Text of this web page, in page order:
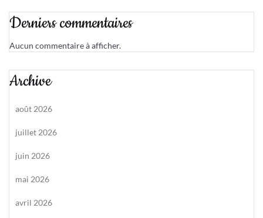
Derniers commentaires
Aucun commentaire à afficher.
Archive
août 2026
juillet 2026
juin 2026
mai 2026
avril 2026